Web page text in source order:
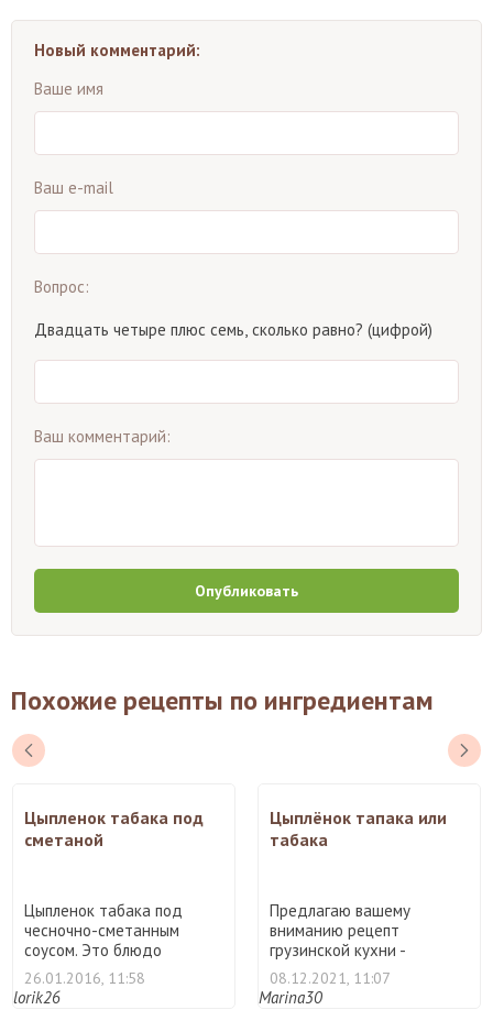
Новый комментарий:
Ваше имя
Ваш e-mail
Вопрос:
Двадцать четыре плюс семь, сколько равно? (цифрой)
Ваш комментарий:
Опубликовать
Похожие рецепты по ингредиентам
Цыпленок табака под
сметаной
Цыпленок табака под
чесночно-сметанным
соусом. Это блюдо
грузинской ...
26.01.2016, 11:58
lorik26
Цыплёнок тапака или
табака
Предлагаю вашему
вниманию рецепт
грузинской кухни -
цыпленок тапака ...
08.12.2021, 11:07
Marina30